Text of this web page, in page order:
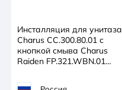
Инсталляция для унитаза
Charus CC.300.80.01 с
кнопкой смыва Charus
Raiden FP.321.WBN.01
LYon 2.0 (с сиденьем Soft